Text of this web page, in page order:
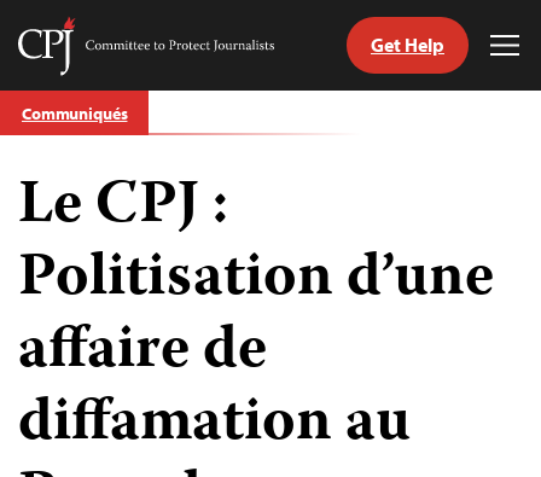
Skip
to
Committee
Journalists
Get Help
Communiqués
Le CPJ :
Politisation d’une
affaire de
diffamation au